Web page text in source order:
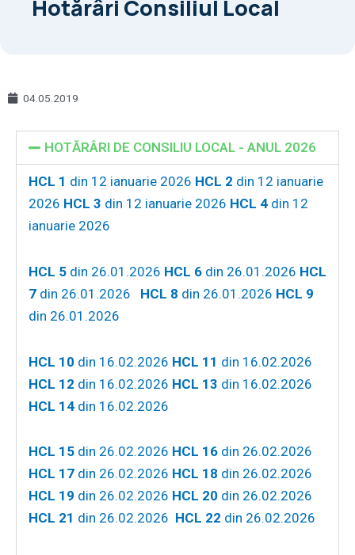
Hotărâri Consiliul Local
04.05.2019
HOTĂRÂRI DE CONSILIU LOCAL - ANUL 2026
HCL 1 din 12 ianuarie 2026 HCL 2 din 12 ianuarie
2026 HCL 3 din 12 ianuarie 2026 HCL 4 din 12
ianuarie 2026
HCL 5 din 26.01.2026 HCL 6 din 26.01.2026 HCL
7 din 26.01.2026 HCL 8 din 26.01.2026 HCL 9
din 26.01.2026
HCL 10 din 16.02.2026 HCL 11 din 16.02.2026
HCL 12 din 16.02.2026 HCL 13 din 16.02.2026
HCL 14 din 16.02.2026
HCL 15 din 26.02.2026 HCL 16 din 26.02.2026
HCL 17 din 26.02.2026 HCL 18 din 26.02.2026
HCL 19 din 26.02.2026 HCL 20 din 26.02.2026
HCL 21 din 26.02.2026 HCL 22 din 26.02.2026